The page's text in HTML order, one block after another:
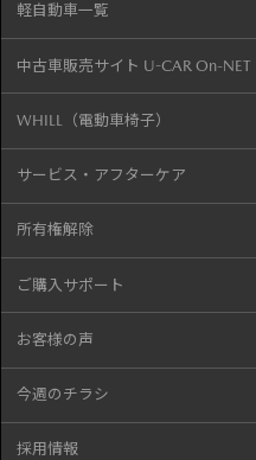
軽自動車一覧
中古車販売サイト U-CAR On-NET
WHILL（電動車椅子）
サービス・アフターケア
所有権解除
ご購入サポート
お客様の声
今週のチラシ
採用情報